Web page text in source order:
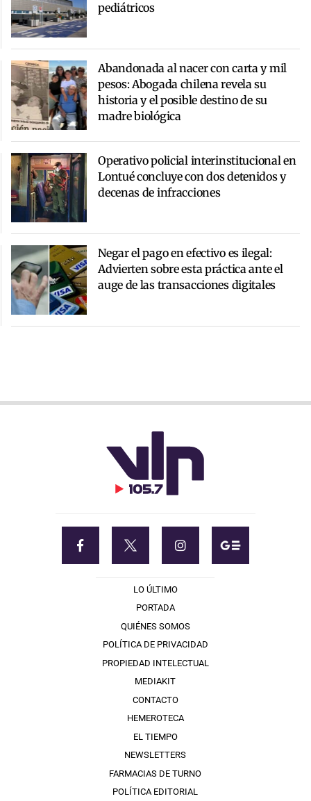
pediátricos
Abandonada al nacer con carta y mil
pesos: Abogada chilena revela su
historia y el posible destino de su
madre biológica
Operativo policial interinstitucional en
Lontué concluye con dos detenidos y
decenas de infracciones
Negar el pago en efectivo es ilegal:
Advierten sobre esta práctica ante el
auge de las transacciones digitales
LO ÚLTIMO
PORTADA
QUIÉNES SOMOS
POLÍTICA DE PRIVACIDAD
PROPIEDAD INTELECTUAL
MEDIAKIT
CONTACTO
HEMEROTECA
EL TIEMPO
NEWSLETTERS
FARMACIAS DE TURNO
POLÍTICA EDITORIAL